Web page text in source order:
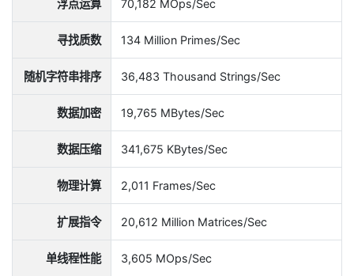
浮点运算 70,182 MOps/Sec
寻找质数 134 Million Primes/Sec
随机字符串排序 36,483 Thousand Strings/Sec
数据加密 19,765 MBytes/Sec
数据压缩 341,675 KBytes/Sec
物理计算 2,011 Frames/Sec
扩展指令 20,612 Million Matrices/Sec
单线程性能 3,605 MOps/Sec